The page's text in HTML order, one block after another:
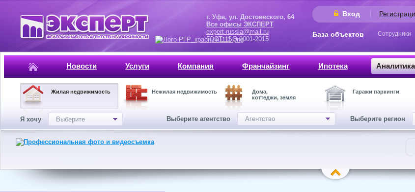
Вход
г. Уфа, ул. Достоевского, 64
Все офисы ЭКСПЕРТ
expert-russia@mail.ru
ГОСТ, ISO 9001-2015
База объектов Сотрудники
Новости Услуги Компания Франчайзинг Ипотека Аналитика
Жилая недвижимость Нежилая недвижимость
Дома,
коттеджи, земля
Гаражи паркинги
Я хочу Выберите Выберите агентство Агентство Выберите регион